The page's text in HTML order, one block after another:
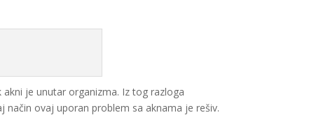
je unutar organizma. Iz tog razloga
ovaj uporan problem sa aknama je rešiv.